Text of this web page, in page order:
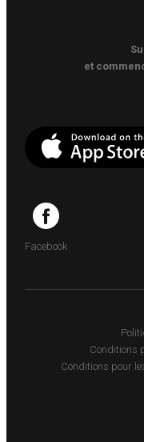
et
Facebook
Conditions
Conditions pour